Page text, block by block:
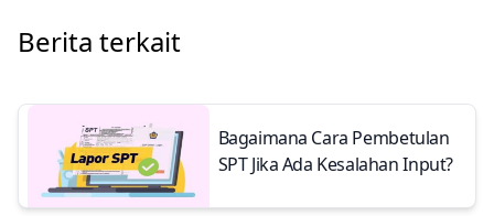
Berita terkait
Bagaimana Cara Pembetulan
SPT Jika Ada Kesalahan Input?